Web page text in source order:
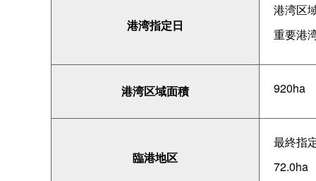
港湾指定日
港湾区
重要港
港湾区域面積 920ha
臨港地区
最終指
72.0ha